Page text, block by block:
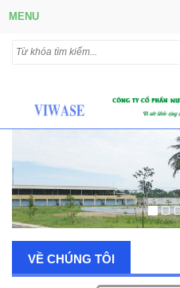
MENU
VỀ CHÚNG TÔI